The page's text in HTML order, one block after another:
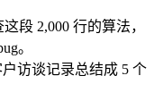
段 2,000 行的算法，
。
户访谈记录总结成 5 个